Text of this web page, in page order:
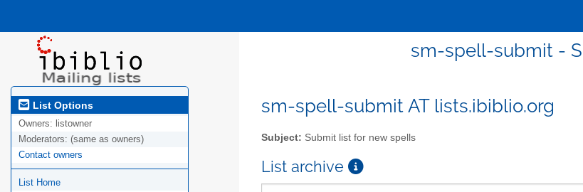
sm-spell-submit -
List Options
Owners: listowner
Moderators: (same as owners)
Contact owners
List Home
sm-spell-submit AT lists.ibiblio.org
Subject: Submit list for new spells
List archive